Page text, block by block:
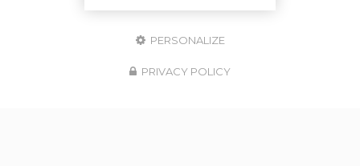
PERSONALIZE
PRIVACY POLICY